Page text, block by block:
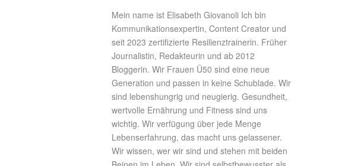
Mein name ist Elisabeth Giovanoli Ich bin
Kommunikationsexpertin, Content Creator und
seit 2023 zertifizierte Resilienztrainerin. Früher
Journalistin, Redakteurin und ab 2012
Bloggerin. Wir Frauen Ü50 sind eine neue
Generation und passen in keine Schublade. Wir
sind lebenshungrig und neugierig. Gesundheit,
wertvolle Ernährung und Fitness sind uns
wichtig. Wir verfügung über jede Menge
Lebenserfahrung, das macht uns gelassener.
Wir wissen, wer wir sind und stehen mit beiden